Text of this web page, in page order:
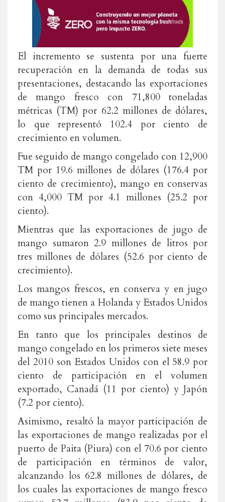
El incremento se sustenta por una fuerte
recuperación en la demanda de todas sus
presentaciones, destacando las exportaciones
de mango fresco con 71,800 toneladas
métricas (TM) por 62.2 millones de dólares,
lo que representó 102.4 por ciento de
crecimiento en volumen.
Fue seguido de mango congelado con 12,900
TM por 19.6 millones de dólares (176.4 por
ciento de crecimiento), mango en conservas
con 4,000 TM por 4.1 millones (25.2 por
ciento).
Mientras que las exportaciones de jugo de
mango sumaron 2.9 millones de litros por
tres millones de dólares (52.6 por ciento de
crecimiento).
Los mangos frescos, en conserva y en jugo
de mango tienen a Holanda y Estados Unidos
como sus principales mercados.
En tanto que los principales destinos de
mango congelado en los primeros siete meses
del 2010 son Estados Unidos con el 58.9 por
ciento de participación en el volumen
exportado, Canadá (11 por ciento) y Japón
(7.2 por ciento).
Asimismo, resaltó la mayor participación de
las exportaciones de mango realizadas por el
puerto de Paita (Piura) con el 70.6 por ciento
de participación en términos de valor,
alcanzando los 62.8 millones de dólares, de
los cuales las exportaciones de mango fresco